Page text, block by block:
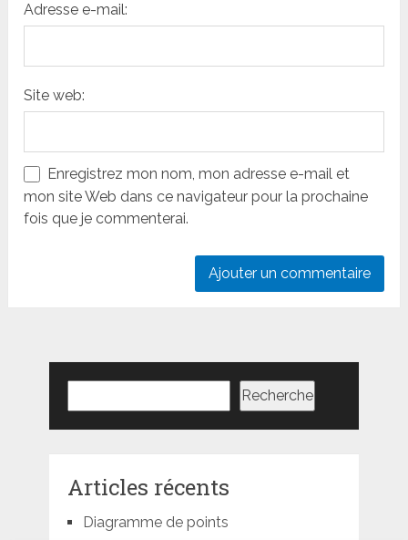
Adresse e-mail:
Site web:
Enregistrez mon nom, mon adresse e-mail et
mon site Web dans ce navigateur pour la prochaine
fois que je commenterai.
Recherche
Articles récents
Diagramme de points